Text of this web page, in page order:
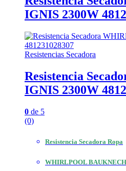
IGNIS 2300W
Resistencias Secadora
Resistencia
IGNIS 2300W
0 de 5
(0)
Resistencia Secadora Ropa
WHIRLPOOL